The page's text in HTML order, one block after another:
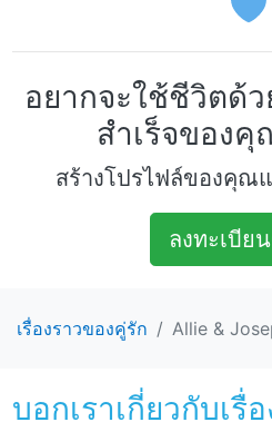
อยากจะใช้ชีวิตด้ว
สำเร็จของคุ
สร้างโปรไฟล์ของคุณ
ลงทะเบีย
เรื่องราวของคู่รัก Allie &
บอกเราเกี่ยวกับเ